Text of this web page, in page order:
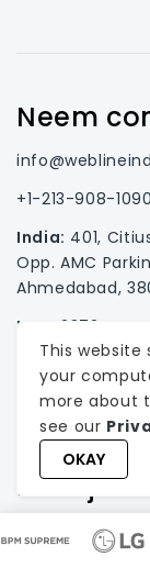
Neem
+1-213-908-1090
India: 401,
Opp. AMC
Ahmedabad,
USA:
2372
Wij
USA,
Germany,
This website
your
more about
see our
OKAY